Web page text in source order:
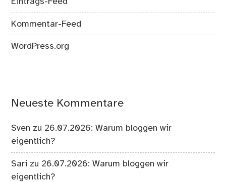
Kommentar-Feed
WordPress.org
Neueste Kommentare
Sven zu 26.07.2026: Warum bloggen wir
eigentlich?
Sari zu 26.07.2026: Warum bloggen wir
eigentlich?